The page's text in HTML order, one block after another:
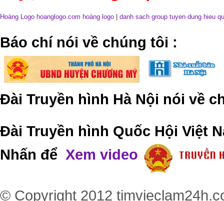
Hoàng Logo hoanglogo.com hoàng logo danh sach group tuyen dung hieu
​Báo chí nói về chúng tôi :
Đài Truyền hình Hà Nội nói về
Đài Truyền hình Quốc Hội Việt
Nhấn để Xem video
© Copyright 2012